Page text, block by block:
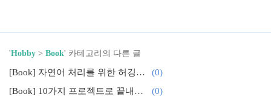
'Hobby > Book' 카테고리의 다른 글
[Book] 자연어 처리를 위한 허깅페이스 트랜스포머 하드 트레이닝
(0)
[Book] 10가지 프로젝트로 끝내는 트랜스포머 활용 가이드 with 파이토치
(0)